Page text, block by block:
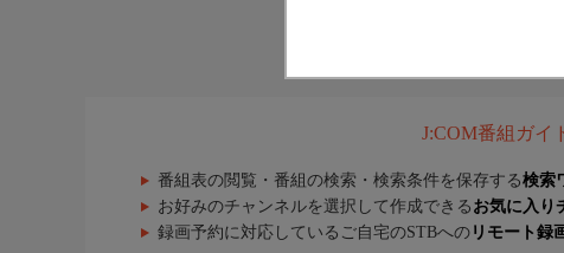
J:COM番組ガイ
番組表の閲覧・番組の検索・検索条件を保存する検索
お好みのチャンネルを選択して作成できる お気に入り
録画予約に対応しているご自宅のSTBへの リモート録